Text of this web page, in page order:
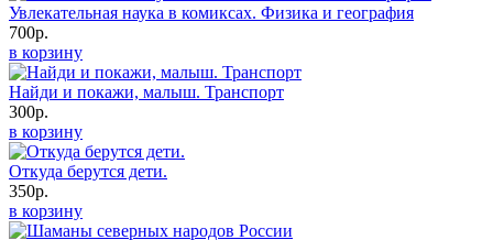
Увлекательная наука в комиксах. Физика и география
700р.
в корзину
Найди и покажи, малыш. Транспорт
300р.
в корзину
Откуда берутся дети.
350р.
в корзину